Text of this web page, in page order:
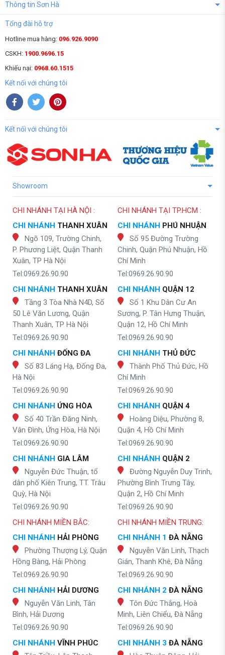
Thông tin Sơn Hà
Tổng đài hỗ trợ
Hotline mua hàng: 096.926.9090
CSKH: 1900.9696.15
Khiếu nại: 0968.60.1515
Kết nối với chúng tôi
Kết nối với chúng tôi
Showroom
CHI NHÁNH TẠI HÀ NỘI :
CHI NHÁNH THANH XUÂN
Ngõ 109, Trường Chinh,
P. Phương Liệt, Quận Thanh
Xuân, TP Hà Nội
Tel:0969.26.90.90
CHI NHÁNH THANH XUÂN
Tầng 3 Tòa Nhà N4D, Số
50 Lê Văn Lương, Quận
Thanh Xuân, TP Hà Nội
Tel:0969.26.90.90
CHI NHÁNH ĐỐNG ĐA
Số 83 Láng Hạ, Đống Đa,
Hà Nội
Tel:0969.26.90.90
CHI NHÁNH ỨNG HÒA
Số 40 Trần Đăng Ninh,
Vân Đình, Ứng Hòa, Hà Nội
Tel:0969.26.90.90
CHI NHÁNH GIA LÂM
Nguyễn Đức Thuận, tổ
dân phố Kiên Trung, TT. Trâu
Quỳ, Hà Nội
Tel:0969.26.90.90
CHI NHÁNH TẠI TP.HCM :
CHI NHÁNH PHÚ NHUẬN
Số 95 Đường Trường
Chinh, Quận Phú Nhuận, Hồ
Chí Minh
Tel:0969.26.90.90
CHI NHÁNH QUẬN 12
Số 1 Khu Dân Cư An
Sương, P. Tân Hưng Thuận,
Quận 12, Hồ Chí Minh
Tel:0969.26.90.90
CHI NHÁNH THỦ ĐỨC
Thành Phố Thủ Đức, Hồ
Chí Minh
Tel:0969.26.90.90
CHI NHÁNH QUẬN 4
Hoàng Diệu, Phường 8,
Quận 4, Hồ Chí Minh
Tel:0969.26.90.90
CHI NHÁNH QUẬN 2
Đường Nguyễn Duy Trinh,
Phường Bình Trưng Tây,
Quận 2, Hồ Chí Minh
Tel:0969.26.90.90
CHI NHÁNH MIỀN BẮC:
CHI NHÁNH HẢI PHÒNG
Phường Thượng Lý, Quận
Hồng Bàng, Hải Phòng
Tel:0969.26.90.90
CHI NHÁNH HẢI DƯƠNG
Nguyễn Văn Linh, Tân
Bình, Hải Dương
Tel:0969.26.90.90
CHI NHÁNH VĨNH PHÚC
CHI NHÁNH MIỀN TRUNG:
CHI NHÁNH 1 ĐÀ NẴNG
Nguyễn Văn Linh, Thạch
Gián, Thanh Khê, Đà Nẵng
Tel:0969.26.90.90
CHI NHÁNH 2 ĐÀ NẴNG
Tôn Đức Thắng, Hoà
Minh, Liên Chiểu, Đà Nẵng
Tel:0969.26.90.90
CHI NHÁNH 3 ĐÀ NẴNG